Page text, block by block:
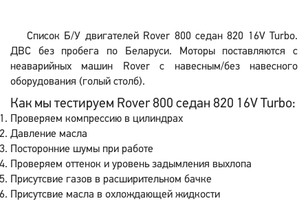
Список Б/У двигателей Rover 800 седан 820 16V Turbo.
ДВС без пробега по Беларуси. Моторы поставляются с
неаварийных машин Rover с навесным/без навесного
оборудования (голый столб).
Как мы тестируем Rover 800 седан 820 16V Turbo:
Проверяем компрессию в цилиндрах
Давление масла
Посторонние шумы при работе
Проверяем оттенок и уровень задымления выхлопа
Присутсвие газов в расширительном бачке
Присутсвие масла в охлождающей жидкости